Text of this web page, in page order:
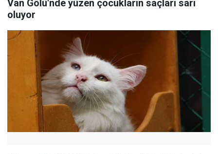
Van Gölü'nde yüzen çocukların saçları sarı
oluyor